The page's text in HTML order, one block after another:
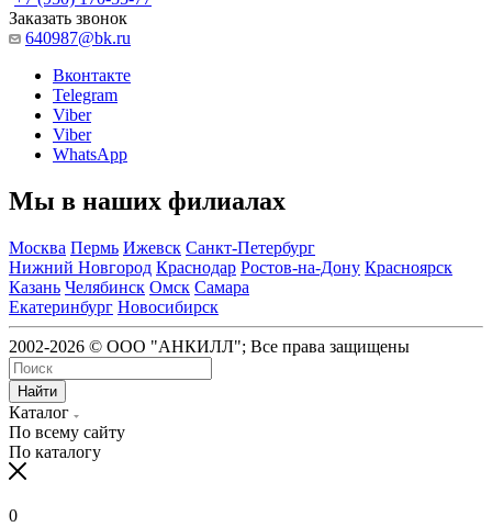
Заказать звонок
640987@bk.ru
Вконтакте
Telegram
Viber
Viber
WhatsApp
Мы в наших филиалах
Москва Пермь Ижевск Санкт-Петербург
Нижний Новгород Краснодар Ростов-на-Дону Красноярск
Казань Челябинск Омск Самара
Екатеринбург Новосибирск
2002-2026 © ООО "АНКИЛЛ"; Все права защищены
Найти
Каталог
По всему сайту
По каталогу
0